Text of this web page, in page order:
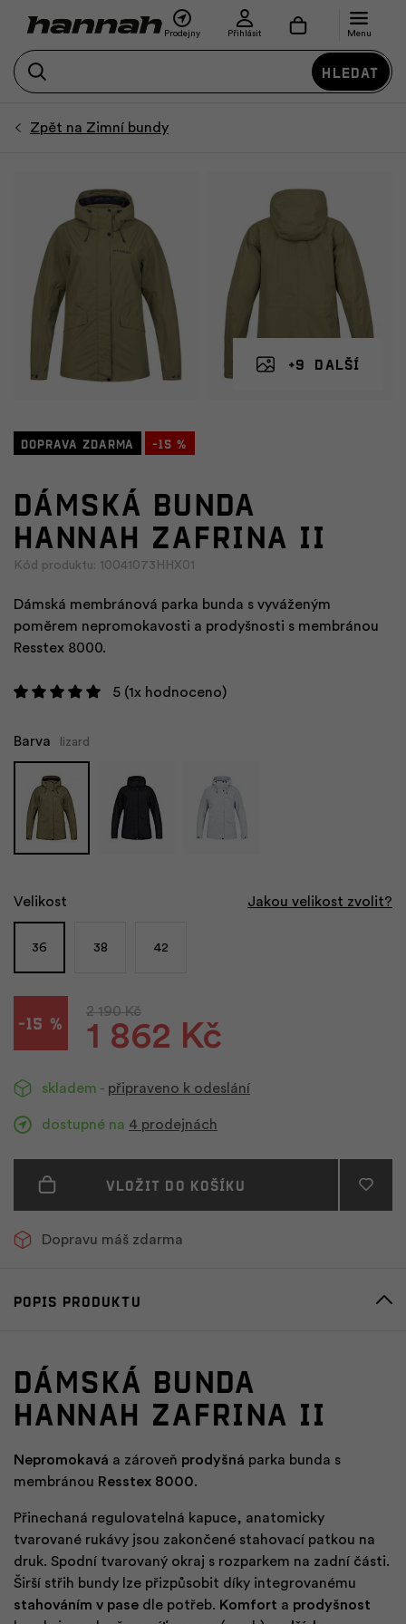
Hledat
Prodejny Přihlásit Menu
+9 další
Doprava zdarma -15 %
Dámská bunda
HANNAH ZAFRINA II
Kód produktu: 10041073HHX01
Dámská membránová parka bunda s vyváženým
poměrem nepromokavosti a prodyšnosti s membránou
Resstex 8000.
5 (1x hodnoceno)
Barva lizard
Velikost Jakou velikost zvolit?
36 38 42
-15 % 2 190 Kč
1 862 Kč
skladem - připraveno k odeslání
dostupné na 4 prodejnách
Vložit do košíku
Dopravu máš zdarma
Popis produktu
Dámská bunda
HANNAH ZAFRINA II
Nepromokavá a zároveň prodyšná parka bunda s
membránou Resstex 8000.
Přinechaná regulovatelná kapuce, anatomicky
tvarované rukávy jsou zakončené stahovací patkou na
druk. Spodní tvarovaný okraj s rozparkem na zadní části.
Širší střih bundy lze přizpůsobit díky integrovanému
stahováním v pase dle potřeb. Komfort a prodyšnost